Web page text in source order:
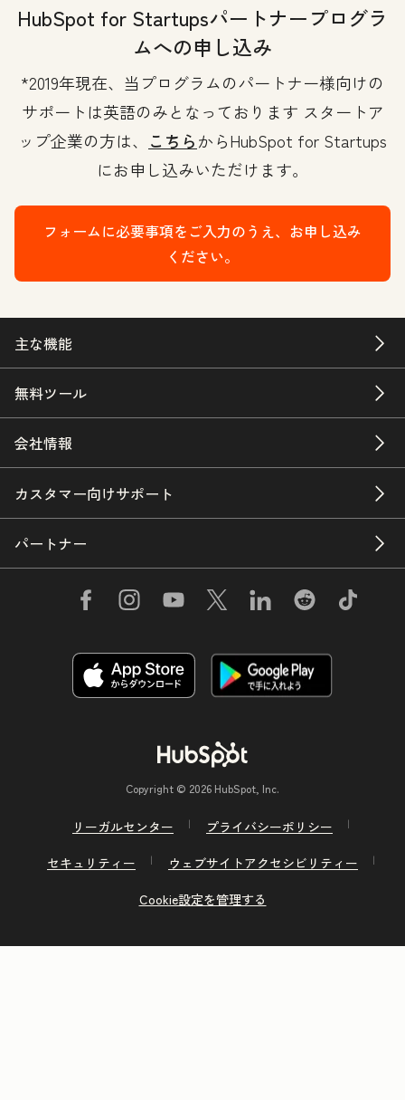
HubSpot for Startupsパートナープログラ
ムへの申し込み
*2019年現在、当プログラムのパートナー様向けの
サポートは英語のみとなっております スタートア
ップ企業の方は、 こちらからHubSpot for Startups
にお申し込みいただけます。
フォームに必要事項をご入力のうえ、お申し込み
ください。
主な機能
無料ツール
会社情報
カスタマー向けサポート
パートナー
Copyright © 2026 HubSpot, Inc.
リーガルセンター
プライバシーポリシー
セキュリティー
ウェブサイトアクセシビリティー
Cookie設定を管理する